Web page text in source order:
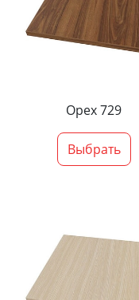
Орех 729
Выбрать